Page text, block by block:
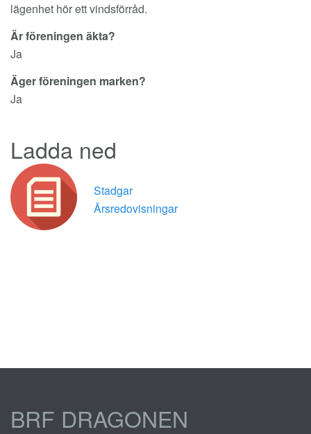
lägenhet hör ett vindsförråd.
Är föreningen äkta?
Ja
Äger föreningen marken?
Ja
Ladda ned
Stadgar
Årsredovisningar
BRF DRAGONEN